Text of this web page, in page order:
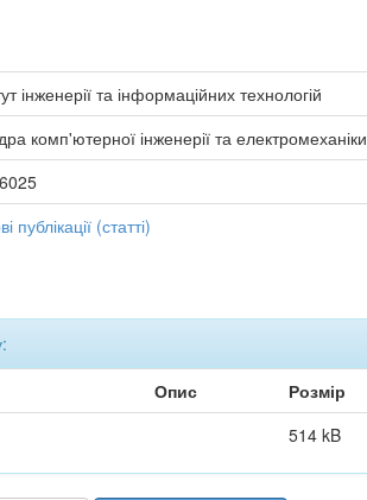
інженерії та інформаційних технологій
комп'ютерної інженерії та електромеханіки
публікації (статті)
Опис Розмір
514 kB